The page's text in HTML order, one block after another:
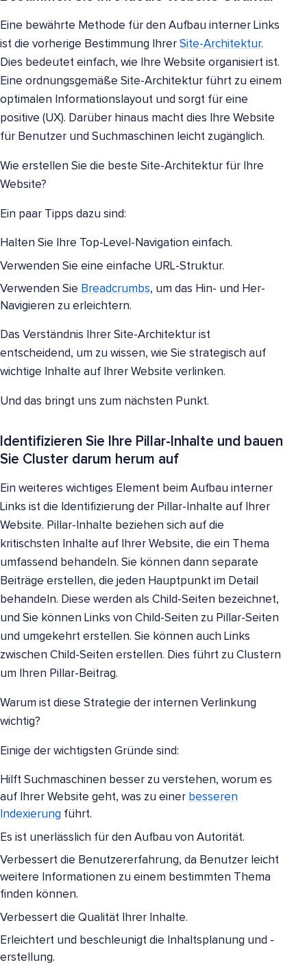
Eine bewährte Methode für den Aufbau interner Links
ist die vorherige Bestimmung Ihrer Site-Architektur.
Dies bedeutet einfach, wie Ihre Website organisiert ist.
Eine ordnungsgemäße Site-Architektur führt zu einem
optimalen Informationslayout und sorgt für eine
positive (UX). Darüber hinaus macht dies Ihre Website
für Benutzer und Suchmaschinen leicht zugänglich.
Wie erstellen Sie die beste Site-Architektur für Ihre
Website?
Ein paar Tipps dazu sind:
Halten Sie Ihre Top-Level-Navigation einfach.
Verwenden Sie eine einfache URL-Struktur.
Verwenden Sie Breadcrumbs, um das Hin- und Her-
Navigieren zu erleichtern.
Das Verständnis Ihrer Site-Architektur ist
entscheidend, um zu wissen, wie Sie strategisch auf
wichtige Inhalte auf Ihrer Website verlinken.
Und das bringt uns zum nächsten Punkt.
Identifizieren Sie Ihre Pillar-Inhalte und bauen
Sie Cluster darum herum auf
Ein weiteres wichtiges Element beim Aufbau interner
Links ist die Identifizierung der Pillar-Inhalte auf Ihrer
Website. Pillar-Inhalte beziehen sich auf die
kritischsten Inhalte auf Ihrer Website, die ein Thema
umfassend behandeln. Sie können dann separate
Beiträge erstellen, die jeden Hauptpunkt im Detail
behandeln. Diese werden als Child-Seiten bezeichnet,
und Sie können Links von Child-Seiten zu Pillar-Seiten
und umgekehrt erstellen. Sie können auch Links
zwischen Child-Seiten erstellen. Dies führt zu Clustern
um Ihren Pillar-Beitrag.
Warum ist diese Strategie der internen Verlinkung
wichtig?
Einige der wichtigsten Gründe sind:
Hilft Suchmaschinen besser zu verstehen, worum es
auf Ihrer Website geht, was zu einer besseren
Indexierung führt.
Es ist unerlässlich für den Aufbau von Autorität.
Verbessert die Benutzererfahrung, da Benutzer leicht
weitere Informationen zu einem bestimmten Thema
finden können.
Verbessert die Qualität Ihrer Inhalte.
Erleichtert und beschleunigt die Inhaltsplanung und -
erstellung.